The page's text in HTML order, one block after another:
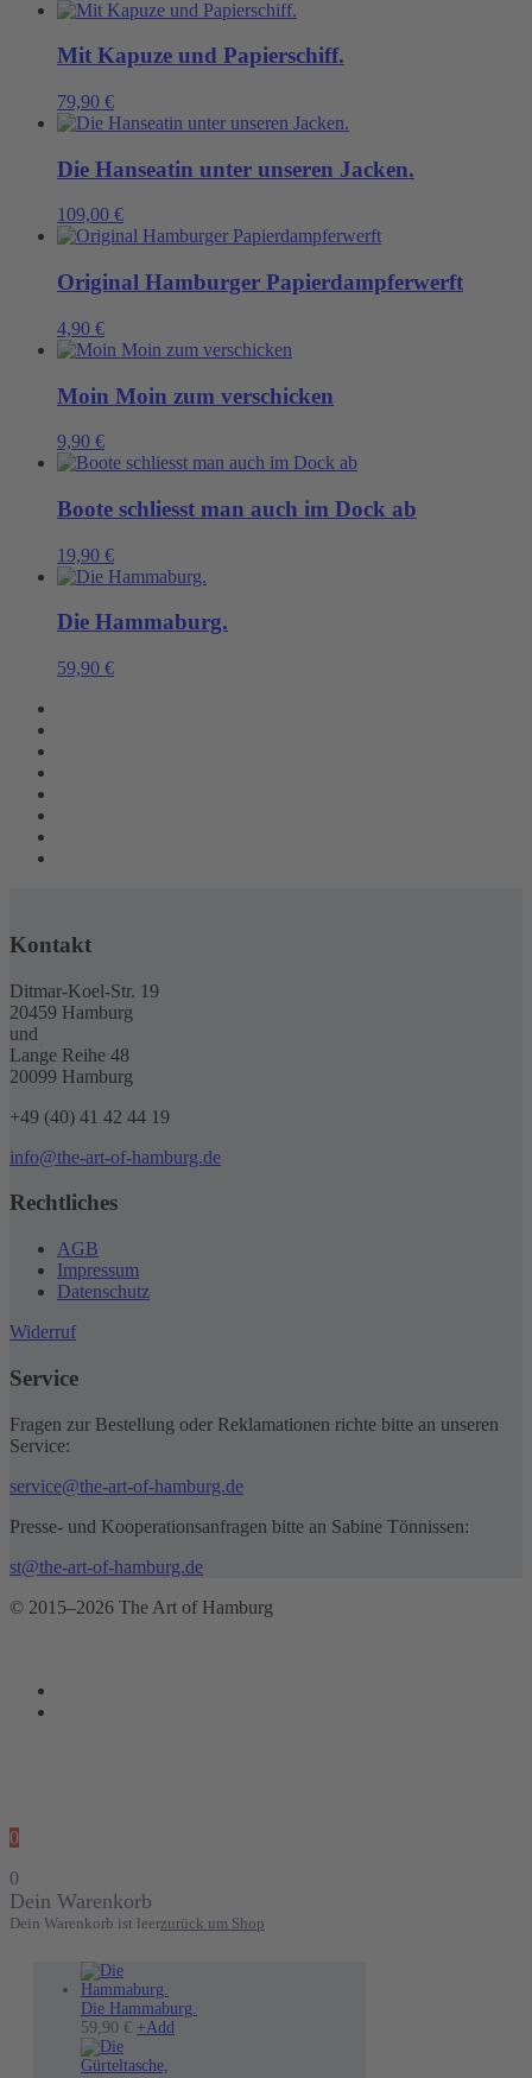
Mit Kapuze und Papierschiff.
79,90 €
Die Hanseatin unter unseren Jacken.
109,00 €
Original Hamburger Papierdampferwerft
4,90 €
Moin Moin zum verschicken
9,90 €
Boote schliesst man auch im Dock ab
19,90 €
Die Hammaburg.
59,90 €
Kontakt
Ditmar-Koel-Str. 19
20459 Hamburg
und
Lange Reihe 48
20099 Hamburg
+49 (40) 41 42 44 19
info@the-art-of-hamburg.de
Rechtliches
AGB
Impressum
Datenschutz
Widerruf
Service
Fragen zur Bestellung oder Reklamationen richte bitte an unseren
Service:
service@the-art-of-hamburg.de
Presse- und Kooperationsanfragen bitte an Sabine Tönnissen:
st@the-art-of-hamburg.de
© 2015–2026 The Art of Hamburg
0
0
Dein Warenkorb
Dein Warenkorb ist leerzurück um Shop
Die Hammaburg.
59,90 € +Add